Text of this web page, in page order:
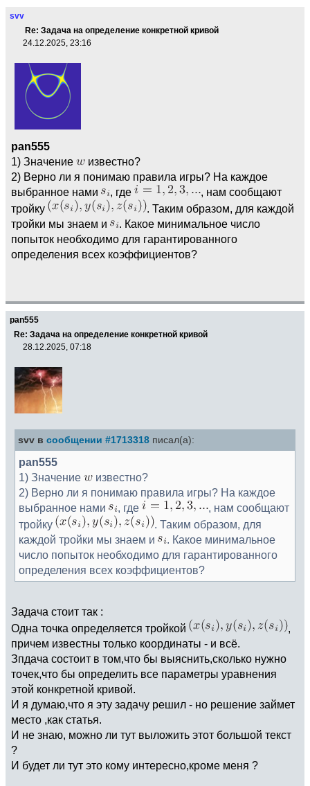
svv
Re: Задача на определение конкретной кривой
24.12.2025, 23:16
pan555
1) Значение
известно?
2) Верно ли я понимаю правила игры? На каждое
выбранное нами
, где
, нам сообщают
тройку
. Таким образом, для каждой
тройки мы знаем и
. Какое минимальное число
попыток необходимо для гарантированного
определения всех коэффициентов?
pan555
Re: Задача на определение конкретной кривой
28.12.2025, 07:18
svv в сообщении #1713318 писал(а):
pan555
1) Значение
известно?
2) Верно ли я понимаю правила игры? На каждое
выбранное нами
, где
, нам сообщают
тройку
. Таким образом, для
каждой тройки мы знаем и
. Какое минимальное
число попыток необходимо для гарантированного
определения всех коэффициентов?
Задача стоит так :
Одна точка определяется тройкой
причем известны только координаты - и всё.
Зпдача состоит в том,что бы выяснить,сколько нужно
точек,что бы определить все параметры уравнения
этой конкретной кривой.
И я думаю,что я эту задачу решил - но решение займет
место ,как статья.
И не знаю, можно ли тут выложить этот большой текст
?
И будет ли тут это кому интересно,кроме меня ?